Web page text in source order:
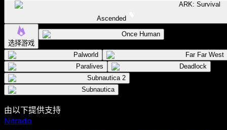
ARK: Survival
Ascended
选择游戏
Once Human
Palworld
Far Far West
Paralives
Deadlock
Subnautica 2
Subnautica
由以下提供支持
Nitrado